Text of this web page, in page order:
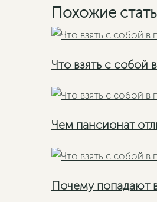
Похожие
Что взять с собой
Чем пансионат
Почему попадают